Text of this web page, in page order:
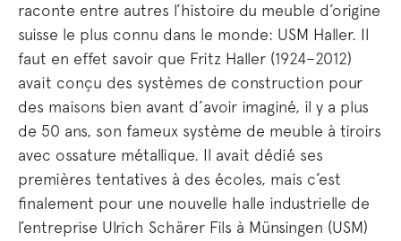
raconte entre autres l’histoire du meuble d’origine
suisse le plus connu dans le monde: USM Haller. Il
faut en effet savoir que Fritz Haller (1924–2012)
avait conçu des systèmes de construction pour
des maisons bien avant d’avoir imaginé, il y a plus
de 50 ans, son fameux système de meuble à tiroirs
avec ossature métallique. Il avait dédié ses
premières tentatives à des écoles, mais c’est
finalement pour une nouvelle halle industrielle de
l’entreprise Ulrich Schärer Fils à Münsingen (USM)